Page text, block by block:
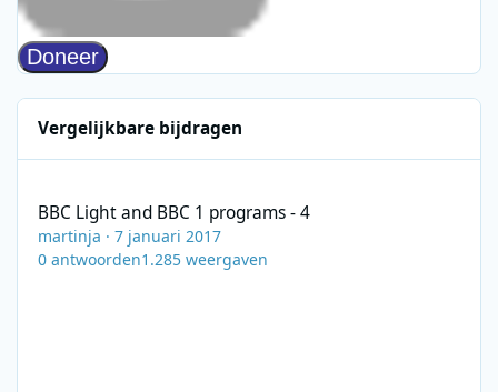
Vergelijkbare bijdragen
BBC Light and BBC 1 programs - 4
martinja ·7 januari 2017
0 antwoorden1.285 weergaven